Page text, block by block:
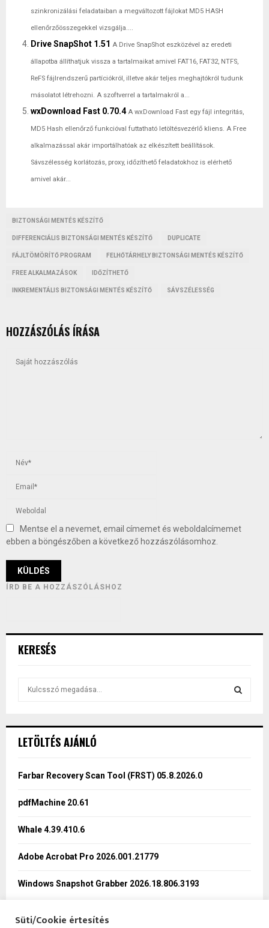
szinkronizálási feladataiban a megváltozott fájlokat MD5 HASH
ellenőrzőösszegekkel vizsgálja....
Drive SnapShot 1.51 A Drive SnapShot eszközével az eredeti
állapotba állíthatjuk vissza a tartalmaikat amivel FAT16, FAT32, NTFS,
ReFS fájlrendszerű partíciókról, illetve akár teljes meghajtókról tudunk
másolatot létrehozni. A szoftverrel a tartalmakról a...
wxDownload Fast 0.70.4 A wxDownload Fast egy fájl integritás,
MD5 Hash ellenőrző funkcióval futtatható letöltésvezérlő kliens. A Free
alkalmazással akár importálhatóak az elkészített beállítások.
Sávszélesség korlátozás, proxy, időzíthető feladatokhoz is elérhető
amivel akár...
BIZTONSÁGI MENTÉS KÉSZÍTŐ
DIFFERENCIÁLIS BIZTONSÁGI MENTÉS KÉSZÍTŐ DUPLICATE
FÁJLTÖMÖRÍTŐ PROGRAM FELHŐTÁRHELY BIZTONSÁGI MENTÉS KÉSZÍTŐ
FREE ALKALMAZÁSOK IDŐZÍTHETŐ
INKREMENTÁLIS BIZTONSÁGI MENTÉS KÉSZÍTŐ SÁVSZÉLESSÉG
HOZZÁSZÓLÁS ÍRÁSA
Mentse el a nevemet, email címemet és weboldalcímemet
ebben a böngészőben a következő hozzászólásomhoz.
ÍRD BE A HOZZÁSZÓLÁSHOZ
KERESÉS
h
o
LETÖLTÉS AJÁNLÓ
Farbar Recovery Scan Tool (FRST) 05.8.2026.0
pdfMachine 20.61
Whale 4.39.410.6
Adobe Acrobat Pro 2026.001.21779
Windows Snapshot Grabber 2026.18.806.3193
Süti/Cookie értesítés